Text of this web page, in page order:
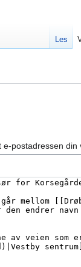
postadressen din
Les